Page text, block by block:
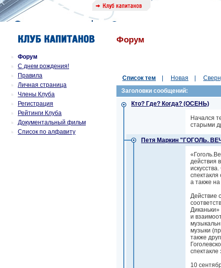
Форум
С днем рождения!
Правила
Личная страница
Члены Клуба
Регистрация
Рейтинги Клуба
Документальный фильм
Список по алфавиту
Форум
Список тем Новая
Заголовки сообщений:
Кто? Где? Когда? (ОСЕНЬ)
Начался
старыми
Петя Маркин "ГОГОЛЬ.
действия
спектакля
а также
Действие
и
музыки
также
10